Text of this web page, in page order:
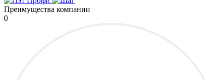
Преимущества компании
0